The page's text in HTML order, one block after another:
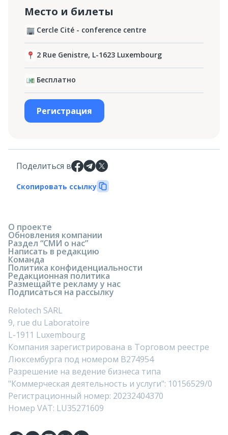
Место и билеты
Cercle Cité - conference centre
2 Rue Genistre, L-1623 Luxembourg
Бесплатно
Регистрация
Поделиться в
Скопировать ссылку
О проекте
Обновления компании
Раздел “СМИ о нас”
Написать в редакцию
Команда
Политика конфиденциальности
Редакционная политика
Размещайте рекламу у нас
Подписаться на рассылку
Relotech SARL
9, rue du Laboratoire
L-1911 Luxembourg
Компания зарегистрирована в Торговом реестре
Люксембурга под номером B274954
Разрешение на ведение бизнеса типа
"Коммерческая деятельность и услуги": 10156529/0
Регистрационный номер: 20232404370
Номер VAT: LU35271609